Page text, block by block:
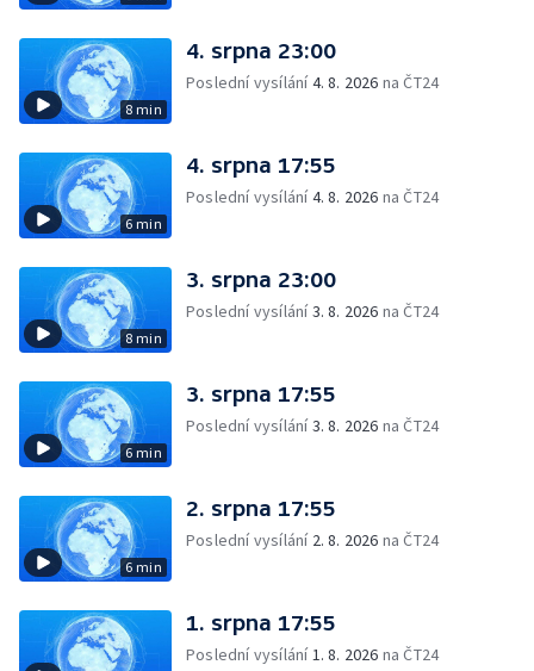
8 min
4. srpna 23:00
Poslední vysílání4. 8. 2026 na ČT24
6 min
4. srpna 17:55
Poslední vysílání4. 8. 2026 na ČT24
8 min
3. srpna 23:00
Poslední vysílání3. 8. 2026 na ČT24
6 min
3. srpna 17:55
Poslední vysílání3. 8. 2026 na ČT24
6 min
2. srpna 17:55
Poslední vysílání 2. 8. 2026 na ČT24
1. srpna 17:55
Poslední vysílání1. 8. 2026 na ČT24